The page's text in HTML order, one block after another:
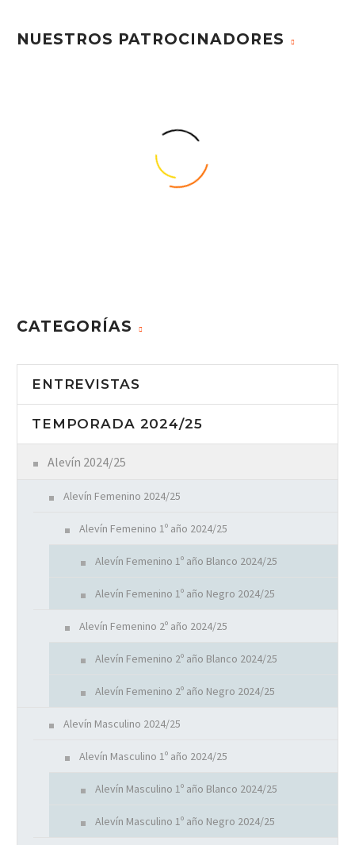
NUESTROS PATROCINADORES
CATEGORÍAS
ENTREVISTAS
TEMPORADA 2024/25
Alevín 2024/25
Alevín Femenino 2024/25
Alevín Femenino 1º año 2024/25
Alevín Femenino 1º año Blanco 2024/25
Alevín Femenino 1º año Negro 2024/25
Alevín Femenino 2º año 2024/25
Alevín Femenino 2º año Blanco 2024/25
Alevín Femenino 2º año Negro 2024/25
Alevín Masculino 2024/25
Alevín Masculino 1º año 2024/25
Alevín Masculino 1º año Blanco 2024/25
Alevín Masculino 1º año Negro 2024/25